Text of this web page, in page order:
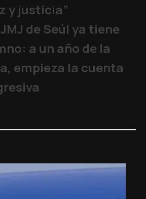
y justicia”
de Seúl ya tiene
a un año de la
empieza la cuenta